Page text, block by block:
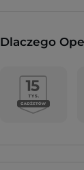
Dlaczego